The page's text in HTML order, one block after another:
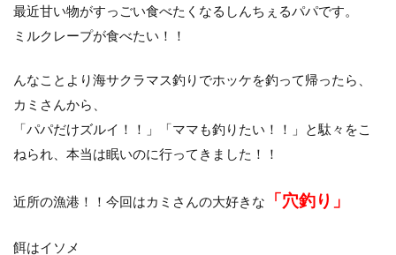
最近甘い物がすっごい食べたくなるしんちぇるパパです。
ミルクレープが食べたい！！
んなことより海サクラマス釣りでホッケを釣って帰ったら、
カミさんから、
「パパだけズルイ！！」「ママも釣りたい！！」と駄々をこ
ねられ、本当は眠いのに行ってきました！！
近所の漁港！！今回はカミさんの大好きな 「穴釣り」
餌はイソメ
風邪 道南
鱒男爵
鴎島 黒ソイ 釣り
運動会
映画
片岡治大
睡眠時間 穴釣り
結婚